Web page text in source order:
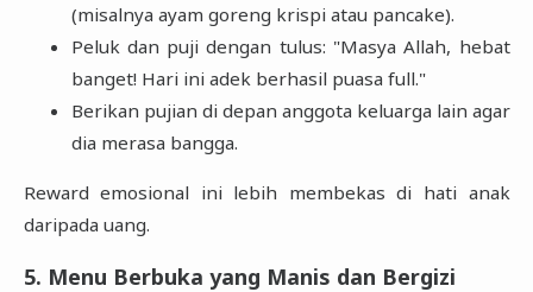
(misalnya ayam goreng krispi atau pancake).
Peluk dan puji dengan tulus: "Masya Allah, hebat
banget! Hari ini adek berhasil puasa full."
Berikan pujian di depan anggota keluarga lain agar
dia merasa bangga.
Reward emosional ini lebih membekas di hati anak
daripada uang.
5. Menu Berbuka yang Manis dan Bergizi